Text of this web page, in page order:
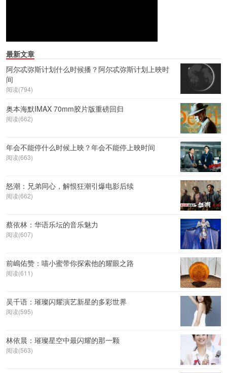
最新文章
阿尔忒弥斯计划什么时候播？阿尔忒弥斯计划上映时
间
阅读(794)
奥本海默IMAX 70mm胶片版重磅回归
阅读(662)
年会不能停什么时候上映？年会不能停上映时间
阅读(663)
怒潮：兄弟同心，解恨狂潮引爆电影后续
阅读(662)
蔡依林：华语乐坛的音乐魅力
阅读(607)
前嶋佑赞：喵小蜜带你探索他的耀眼之路
阅读(611)
吴千语：璀璨闪耀演艺新星的多彩世界
阅读(595)
林依晨：璀璨星空中最闪耀的那一颗
阅读(563)